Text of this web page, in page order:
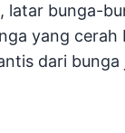
latar bunga-
yang
dari